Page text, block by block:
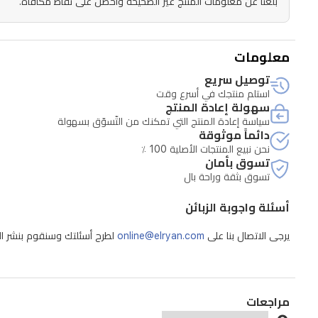
الباتشولي
والعنبر
المدغشقري
والمسك
الأبيض
تمنح
العطر
ثباتاً
يدومان
طويلاً.
معلومات
توصيل سريع
استلم منتجك في أسرع وقت
سهولة إعادة المنتج
سياسة إعادة المنتج التي تمكنك من التّسوّق بسهولة
دائماً موثوقة
نحن نبيع المنتجات الأصلية 100 ٪
تسوق بأمان
تسوق بثقة وراحة بال
أسئلة واجوبة الزبائن
يرجى الاتصال بنا على online@elryan.com لطرح أسئلتك وسنقوم بنشر
مراجعات